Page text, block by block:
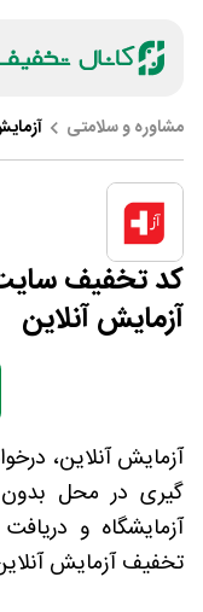
مشاوره و سلامتی
کد تخفیف
آزمایش آنلاین
آزمایش آنلاین،
گیری در محل بدون
آزمایشگاه و
تخفیف آزمایش